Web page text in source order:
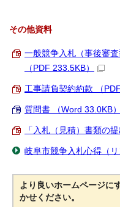
その他資料
一般競争入札（事後審
（PDF 233.5KB）
工事請負契約約款 （
質問書 （Word 33.0KB）
「入札（見積）書類の
岐阜市競争入札心得（リ
より良いホームページに
かせください。